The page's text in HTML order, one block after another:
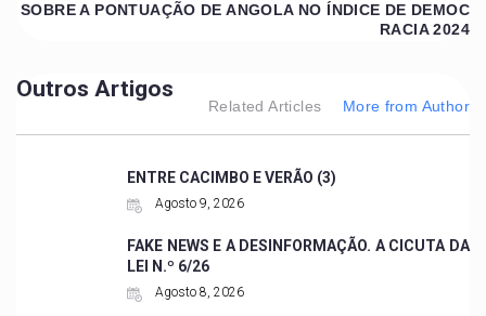
SOBRE A PONTUAÇÃO DE ANGOLA NO ÍNDICE DE DEMOC
RACIA 2024
Outros Artigos
Related Articles More from Author
ENTRE CACIMBO E VERÃO (3)
Agosto 9, 2026
FAKE NEWS E A DESINFORMAÇÃO. A CICUTA DA
LEI N.º 6/26
Agosto 8, 2026